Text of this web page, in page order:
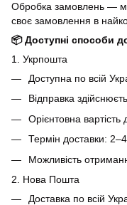
Обробка замовлень —
своє замовлення в
📦 Доступні способи
1. Укрпошта
Доступна по всій
Відправка
Орієнтовна вартість
Термін доставки:
Можливість
2. Нова Пошта
Доставка по всій